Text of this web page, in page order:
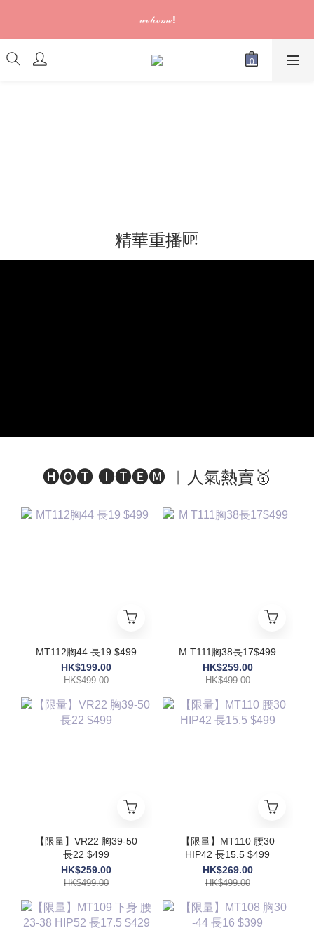
電郵為準)
𝓌ℯ𝓁𝒸ℴ𝓂ℯ!
訂單可供取貨/發貨後會發出電郵通知，請填妥正確資料 (*通知以
電郵為準)
精華重播🆙
🅗🅞🅣 🅘🅣🅔🅜 ︱人氣熱賣🥇
MT112胸44 長19 $499
HK$199.00
HK$499.00
M T111胸38長17$499
HK$259.00
HK$499.00
【限量】VR22 胸39-50
長22 $499
HK$259.00
HK$499.00
【限量】MT110 腰30
HIP42 長15.5 $499
HK$269.00
HK$499.00